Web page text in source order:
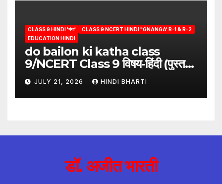
CLASS 9 HINDI 'गंगा'
CLASS 9 NCERT HINDI "GNANGA' R-1 & R-2
EDUCATION HINDI
do bailon ki katha class
9/NCERT Class 9 विषय-हिंदी (पुस्तक-
गंगा)JULY 21, 2026 HINDI BHARTI
डॉ. अजीत भारती